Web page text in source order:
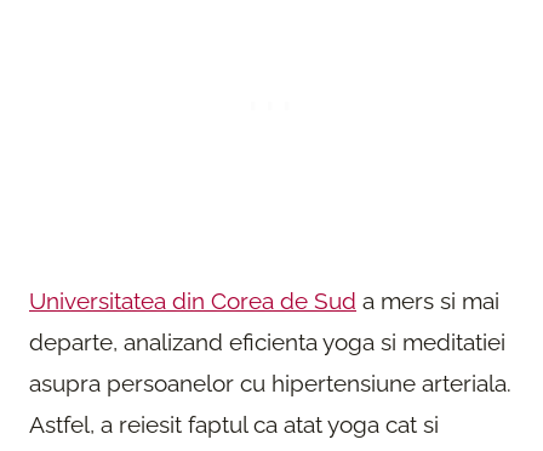
Universitatea din Corea de Sud a mers si mai
departe, analizand eficienta yoga si meditatiei
asupra persoanelor cu hipertensiune arteriala.
Astfel, a reiesit faptul ca atat yoga cat si